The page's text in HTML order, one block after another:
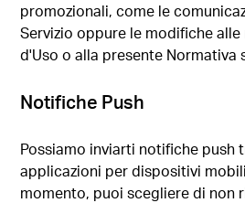
promozionali, come le
Servizio oppure le modifiche
d'Uso o alla presente Normativa
Notifiche Push
Possiamo inviarti notifiche push
applicazioni per dispositivi
momento, puoi scegliere di non